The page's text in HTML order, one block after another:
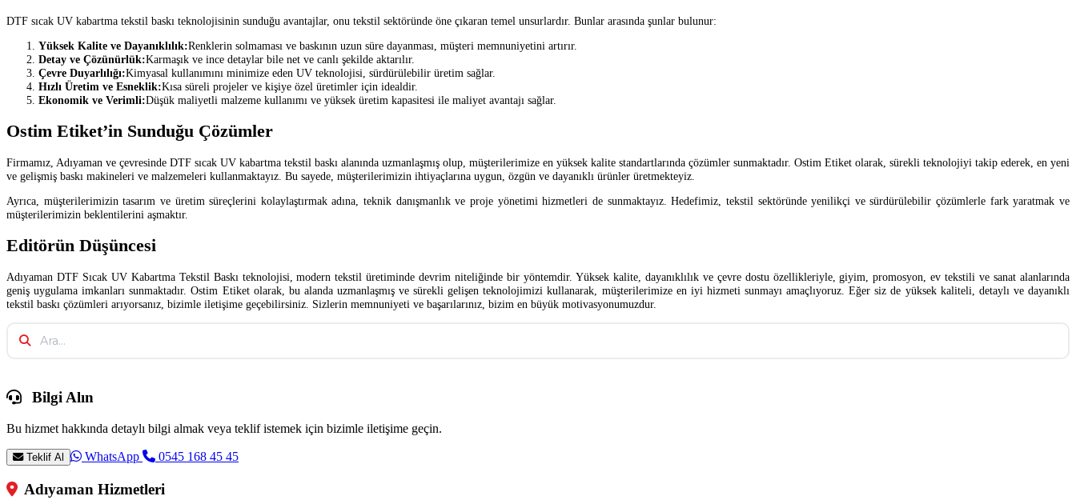
DTF sıcak UV kabartma tekstil baskı teknolojisinin sunduğu avantajlar, onu tekstil sektöründe öne çıkaran temel unsurlardır. Bunlar arasında şunlar bulunur:
Yüksek Kalite ve Dayanıklılık:Renklerin solmaması ve baskının uzun süre dayanması, müşteri memnuniyetini artırır.
Detay ve Çözünürlük:Karmaşık ve ince detaylar bile net ve canlı şekilde aktarılır.
Çevre Duyarlılığı:Kimyasal kullanımını minimize eden UV teknolojisi, sürdürülebilir üretim sağlar.
Hızlı Üretim ve Esneklik:Kısa süreli projeler ve kişiye özel üretimler için idealdir.
Ekonomik ve Verimli:Düşük maliyetli malzeme kullanımı ve yüksek üretim kapasitesi ile maliyet avantajı sağlar.
Ostim Etiket’in Sunduğu Çözümler
Firmamız, Adıyaman ve çevresinde DTF sıcak UV kabartma tekstil baskı alanında uzmanlaşmış olup, müşterilerimize en yüksek kalite standartlarında çözümler sunmaktadır. Ostim Etiket olarak, sürekli teknolojiyi takip ederek, en yeni
ve gelişmiş baskı makineleri ve malzemeleri kullanmaktayız. Bu sayede, müşterilerimizin ihtiyaçlarına uygun, özgün ve dayanıklı ürünler üretmekteyiz.
Ayrıca, müşterilerimizin tasarım ve üretim süreçlerini kolaylaştırmak adına, teknik danışmanlık ve proje yönetimi hizmetleri de sunmaktayız. Hedefimiz, tekstil sektöründe yenilikçi ve sürdürülebilir çözümlerle fark yaratmak ve
müşterilerimizin beklentilerini aşmaktır.
Editörün Düşüncesi
Adıyaman DTF Sıcak UV Kabartma Tekstil Baskı teknolojisi, modern tekstil üretiminde devrim niteliğinde bir yöntemdir. Yüksek kalite, dayanıklılık ve çevre dostu özellikleriyle, giyim, promosyon, ev tekstili ve sanat alanlarında
geniş uygulama imkanları sunmaktadır. Ostim Etiket olarak, bu alanda uzmanlaşmış ve sürekli gelişen teknolojimizi kullanarak, müşterilerimize en iyi hizmeti sunmayı amaçlıyoruz. Eğer siz de yüksek kaliteli, detaylı ve dayanıklı
tekstil baskı çözümleri arıyorsanız, bizimle iletişime geçebilirsiniz. Sizlerin memnuniyeti ve başarılarınız, bizim en büyük motivasyonumuzdur.
Bilgi Alın
Bu hizmet hakkında detaylı bilgi almak veya teklif istemek için bizimle iletişime geçin.
Teklif Al WhatsApp 0545 168 45 45
Adıyaman Hizmetleri